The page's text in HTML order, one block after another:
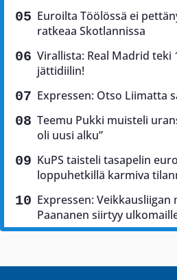
Euroilta Töölössä ei
ratkeaa Skotlannissa
Virallista: Real Madrid
jättidiilin!
Expressen: Otso Liimatta
Teemu Pukki muisteli
oli uusi alku”
KuPS taisteli tasapelin
loppuhetkillä karmiva
Expressen:
Paananen siirtyy